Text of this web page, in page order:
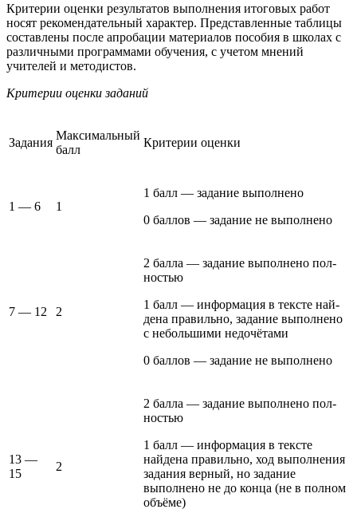
Критерии оценки результатов выполнения итоговых работ
носят ре­комендательный характер. Представленные таблицы
составлены после апробации материалов пособия в школах с
различными программами обучения, с учетом мнений
учителей и методистов.
Критерии оценки заданий
Задания
Максимальный
балл
Критерии оценки
1 — 6 1
1 балл — задание выполнено
0 баллов — задание не выполнено
7 — 12 2
2 балла — задание выполнено пол­
ностью
1 балл — информация в тексте най­
дена правильно, задание выполнено
с небольшими недочётами
0 баллов — задание не выполнено
13 —
15
2
2 балла — задание выполнено пол­
ностью
1 балл — информация в тексте
найдена правильно, ход выполне­ния
задания верный, но задание
выполнено не до конца (не в пол­ном
объёме)